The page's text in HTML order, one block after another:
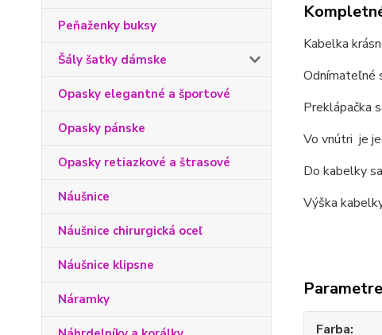
Peňaženky buksy
Šály šatky dámske
Opasky elegantné a športové
Opasky pánske
Opasky retiazkové a štrasové
Náušnice
Náušnice chirurgická oceľ
Náušnice klipsne
Náramky
Kabelka
Odnímateľné
Preklápačka
Vo vnútri je
Do kabelky
Výška
Parametre
Farba